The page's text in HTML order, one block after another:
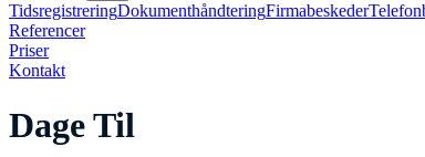
TidsregistreringDokumenthåndteringFirmabeskeder
Referencer
Priser
Kontakt
Dage Til